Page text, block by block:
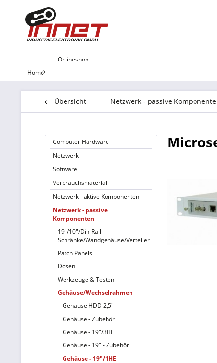
Home
Onlineshop
Übersicht Netzwerk - passive
Computer Hardware
Netzwerk
Software
Verbrauchsmaterial
Netzwerk - aktive Komponenten
Netzwerk - passive
Komponenten
19"/10"/Din-Rail
Schränke/Wandgehäuse/Verteiler
Patch Panels
Dosen
Werkzeuge & Testen
Gehäuse/Wechselrahmen
Gehäuse HDD 2,5"
Gehäuse - Zubehör
Gehäuse - 19"/3HE
Gehäuse - 19" - Zubehör
Gehäuse - 19"/1HE